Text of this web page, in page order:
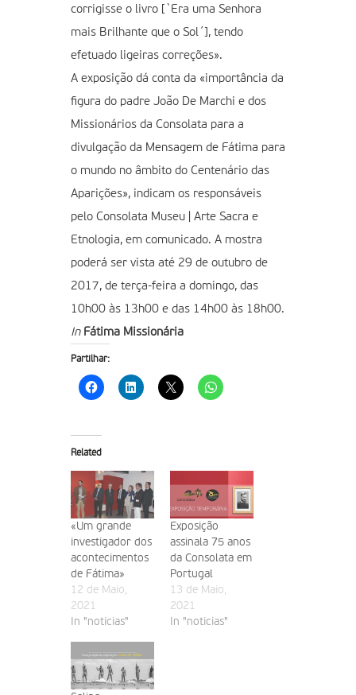
corrigisse o livro [`Era uma Senhora
mais Brilhante que o Sol´], tendo
efetuado ligeiras correções».
A exposição dá conta da «importância da
figura do padre João De Marchi e dos
Missionários da Consolata para a
divulgação da Mensagem de Fátima para
o mundo no âmbito do Centenário das
Aparições», indicam os responsáveis
pelo Consolata Museu | Arte Sacra e
Etnologia, em comunicado. A mostra
poderá ser vista até 29 de outubro de
2017, de terça-feira a domingo, das
10h00 às 13h00 e das 14h00 às 18h00.
In Fátima Missionária
Partilhar:
Related
«Um grande
investigador dos
acontecimentos
de Fátima»
12 de Maio,
2021
In "noticias"
Exposição
assinala 75 anos
da Consolata em
Portugal
13 de Maio,
2021
In "noticias"